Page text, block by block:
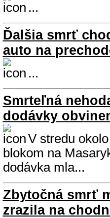
...
Ďalšia smrť
auto na
...
Smrteľná
dodávky
V stredu
blokom na
dodávka mla...
Zbytočná smrť
zrazila na